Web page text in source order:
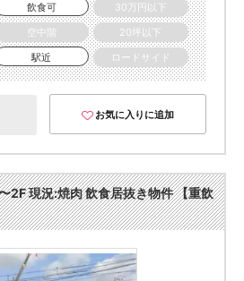
飲食可
30万円以下
空中階
20坪以下
駅近 ロードサイド
お気に入りに追加
2F 現況:焼肉 飲食居抜き物件 【重飲